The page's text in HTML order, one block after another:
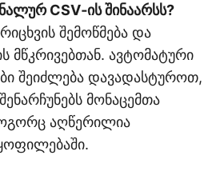
CSV‑ის შინაარსს?
შემოწმება და
მწკრივებთან. ავტომატური
შეიძლება დავადასტუროთ,
მონაცემთა
აღწერილია